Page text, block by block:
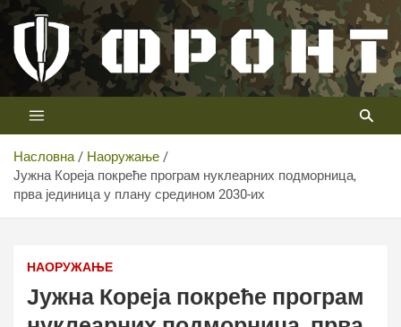
Скип
цонтент
Телевизија ФРОНТ
Први војни канал у Србији
Насловна
Наоружање
Јужна Кореја покреће програм нуклеарних подморница,
прва јединица у плану средином 2030-их
НАОРУЖАЊЕ
Јужна Кореја покреће програм